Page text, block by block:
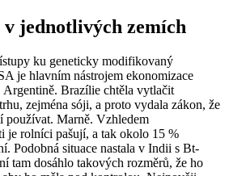
jednotlivých zemích
ku geneticky modifikovaný
je hlavním nástrojem ekonomizace
Argentině. Brazílie chtěla vytlačit
zejména sóji, a proto vydala zákon, že
používat. Marně. Vzhledem
je rolníci pašují, a tak okolo 15 %
Podobná situace nastala v Indii s Bt-
tam dosáhlo takových rozměrů, že ho